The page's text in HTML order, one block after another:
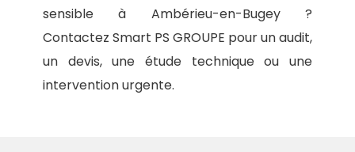
sensible à Ambérieu-en-Bugey ?
Contactez Smart PS GROUPE pour un audit,
un devis, une étude technique ou une
intervention urgente.